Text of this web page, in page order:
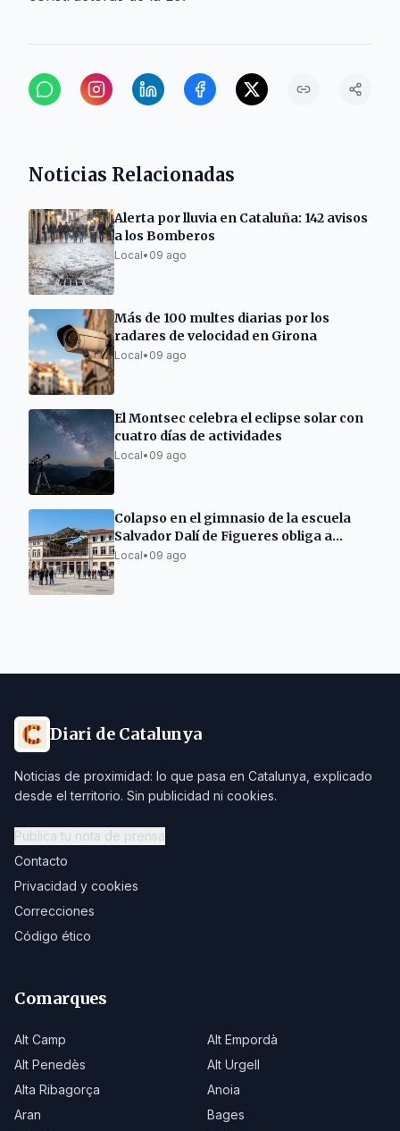
Noticias Relacionadas
Alerta por lluvia en Cataluña: 142 avisos
a los Bomberos
Local• 09 ago
Más de 100 multes diarias por los
radares de velocidad en Girona
Local• 09 ago
El Montsec celebra el eclipse solar con
cuatro días de actividades
Local• 09 ago
Colapso en el gimnasio de la escuela
Salvador Dalí de Figueres obliga a
trasladar alumnos
Local• 09 ago
Diari de Catalunya
Noticias de proximidad: lo que pasa en Catalunya, explicado
desde el territorio. Sin publicidad ni cookies.
Publica tu nota de prensa
Contacto
Privacidad y cookies
Correcciones
Código ético
Comarques
Alt Camp
Alt Empordà
Alt Penedès
Alt Urgell
Alta Ribagorça
Anoia
Aran
Bages